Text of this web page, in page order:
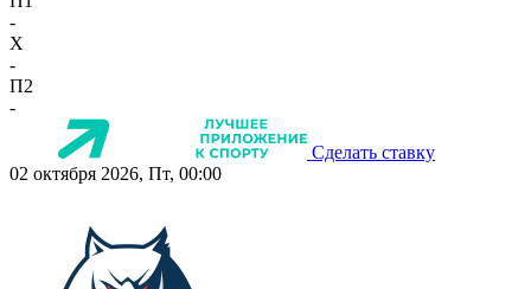
-
X
-
П2
-
Сделать ставку
02 октября 2026, Пт, 00:00